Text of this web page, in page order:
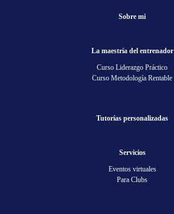
Sobre mi
La maestría del entrenador
Curso Liderazgo Práctico
Curso Metodología Rentable
Tutorías personalizadas
Servicios
Eventos virtuales
Para Clubs